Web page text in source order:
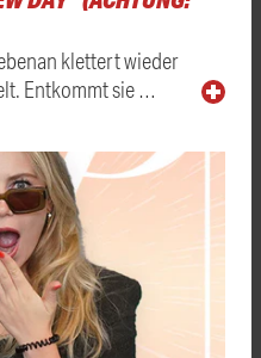
klettert wieder
Entkommt sie …